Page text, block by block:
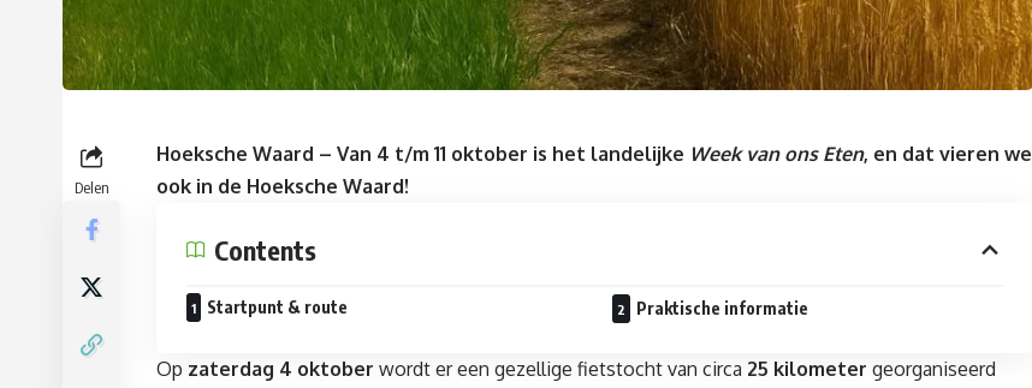
Delen
Hoeksche Waard – Van 4 t/m 11 oktober is het landelijke Week van ons Eten, en dat vieren we
ook in de Hoeksche Waard!
Contents
Startpunt & route Praktische informatie
Op zaterdag 4 oktober wordt er een gezellige fietstocht van circa 25 kilometer georganiseerd